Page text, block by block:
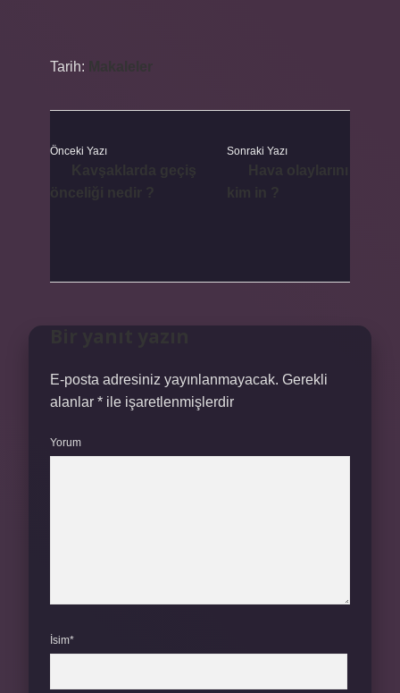
Tarih:
Önceki Yazı Sonraki Yazı
E-posta adresiniz yayınlanmayacak. Gerekli
alanlar * ile işaretlenmişlerdir
Yorum
İsim*